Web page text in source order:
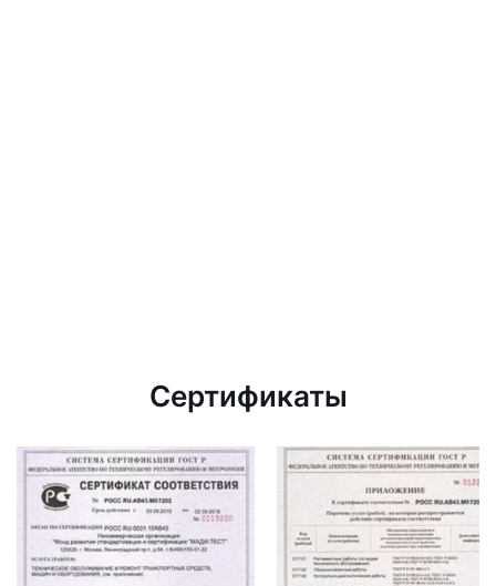
Сертификаты